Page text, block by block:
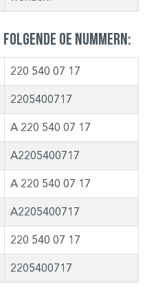
OE Nummern:
220 540 07 17
2205400717
A 220 540 07 17
A2205400717
A 220 540 07 17
A2205400717
220 540 07 17
2205400717